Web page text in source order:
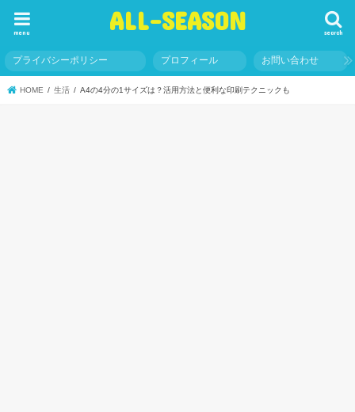
ALL-SEASON search
menu
プライバシーポリシー プロフィール お問い合わせ
HOME 生活 A4の4分の1サイズは？活用方法と便利な印刷テクニックも